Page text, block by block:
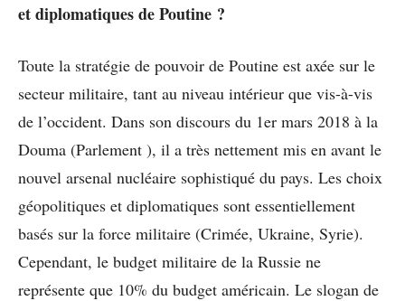
et diplomatiques de Poutine ?
Toute la stratégie de pouvoir de Poutine est axée sur le
secteur militaire, tant au niveau intérieur que vis-à-vis
de l’occident. Dans son discours du 1er mars 2018 à la
Douma (Parlement ), il a très nettement mis en avant le
nouvel arsenal nucléaire sophistiqué du pays. Les choix
géopolitiques et diplomatiques sont essentiellement
basés sur la force militaire (Crimée, Ukraine, Syrie).
Cependant, le budget militaire de la Russie ne
représente que 10% du budget américain. Le slogan de